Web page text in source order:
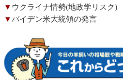
▼ ウクライナ情勢(地政学リスク)
▼バイデン米大統領の発言